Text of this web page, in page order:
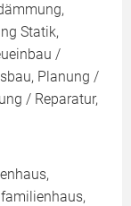
Statik,
/
Planung /
/ Reparatur,